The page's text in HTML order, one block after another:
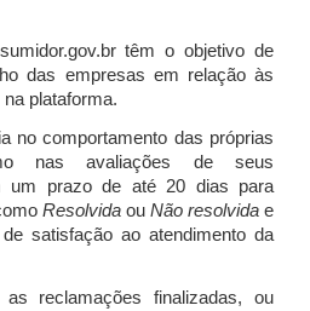
têm o objetivo de
das empresas em relação às
plataforma.
no comportamento das próprias
nas avaliações de seus
um prazo de até 20 dias para
Resolvida ou Não resolvida e
satisfação ao atendimento da
as reclamações finalizadas, ou